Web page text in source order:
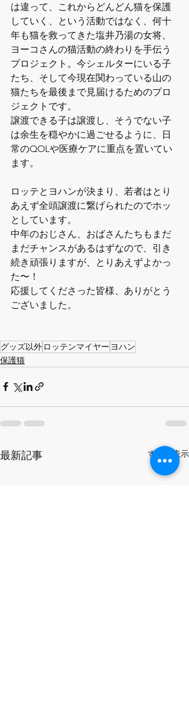
は違って、これからどんどん猫を保護
していく、という活動ではなく、何十
年も猫を救ってきた塩井乃湯の女将、
ヨーコさんの猫活動の終わりを手伝う
プロジェクト。今シェルターにいる子
たち、そして今現在関わっている山の
猫たちを最後まで見届けるためのプロ
ジェクトです。
譲渡できる子は譲渡し、そうでない子
は余生を穏やかに過ごせるように、日
常のQOLや医療ケアに重点を置いてい
ます。
ロッテとヨハンが決まり、若者はとり
あえず全頭譲渡に繋げられたのでホッ
としています。
中年のおじさん、おばさんたちもまだ
まだチャンスがあるはずなので、引き
続き頑張りますが、とりあえずよかっ
た〜！
応援してくださった皆様、ありがとう
ございました。
グッズ以外 ロッテンマイヤー ヨハン
保護猫
最新記事 すべて表示